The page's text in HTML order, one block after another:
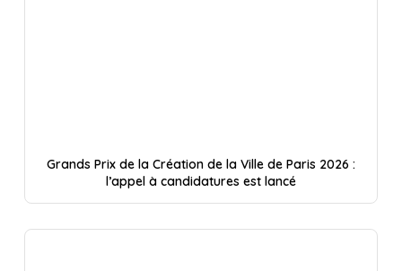
Grands Prix de la Création de la Ville de Paris 2026 :
l’appel à candidatures est lancé